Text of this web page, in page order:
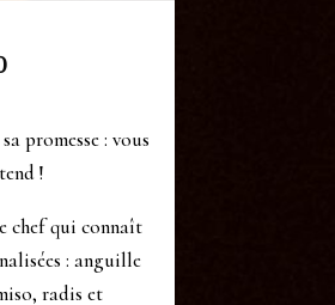
promesse : vous
!
chef qui connaît
: anguille
radis et